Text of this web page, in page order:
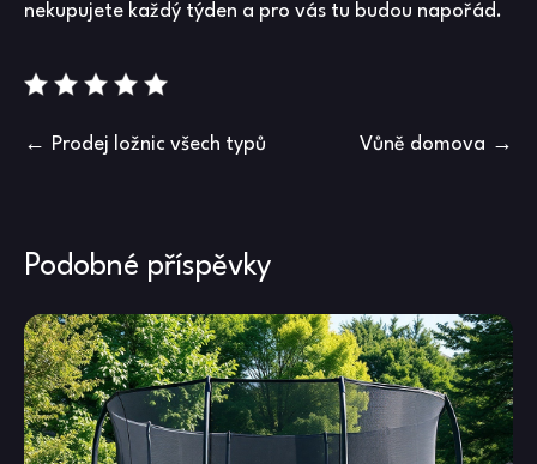
nekupujete každý týden a pro vás tu budou napořád.
Navigace
Prodej ložnic všech typů Vůně domova
Podobné příspěvky